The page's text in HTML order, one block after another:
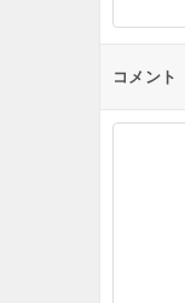
コメント